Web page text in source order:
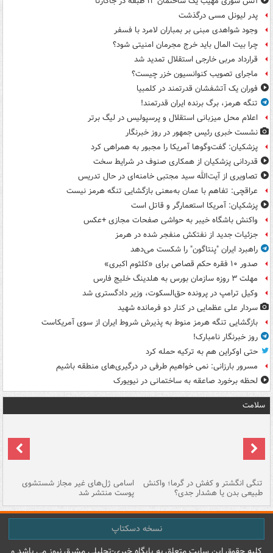
پدر لیونل مسی درگذشت
وجود شواهدی مبنی بر بمباران لامرد با فسفر
چرا بیت المال باید خرج مجرمان امنیتی شود؟
قرارداد مربی خارجی استقلال تمدید شد
ماجرای تصویب کنوانسیون خزر چیست؟
فوران یک آتشفشان قدرتمند در کلمبیا
تنگه هرمز، برگ برنده ایران قدرتمند!
اعلام محل میزبانی استقلال و پرسپولیس در لیگ برتر
نشست خبری رئیس جمهور در روز خبرنگار
پزشکیان: گفت‌وگوها آمریکا را مجبور به همراهی کرد
قدردانی پزشکیان از همکاری صنوف در شرایط سخت
تصاویری از آیت‌الله سید مجتبی خامنه‌ای در حال تدریس
عراقچی: تفاهم با عمان به‌معنی بازگشایی تنگه هرمز نیست
پزشکیان: آمریکا استعمارگر و قاتل است
واکنش باشگاه خیبر به حواشی صفحات مجازی +عکس
جزئیات جدید از نفتکش منفجر شده در هرمز
راهبرد ایران "پنتاگون" را شکست می‌دهد
صدور ۱۰ فقره حکم قصاص برای «کلثوم اکبری»
مهلت ۳ روزه سازمان بورس به هلدینگ خلیج فارس
وکیل ترامپ در پرونده حق‌السکوت، وزیر دادگستری شد
سردار علی عظمایی در کنار دو فرمانده شهید
بازگشایی تنگه هرمز منوط به پذیرش شروط ایران از سوی آمریکاست
روز خبرنگار نامبارک!
حتی اوکراین هم به ترکیه حمله کرد
مسرور بارزانی: نمی خواهیم طرفی در درگیری‌های منطقه باشیم
لحظه برخورد صاعقه به ساختمانی در نیویورک
سلامت
تنگی انگشتر و کفش در گرما؛ واکنش
طبیعی بدن یا هشدار جدی؟
اسامی ژل‌های غیر مجاز شستشوی
پوست منتشر شد
نسخه دسکتاپ